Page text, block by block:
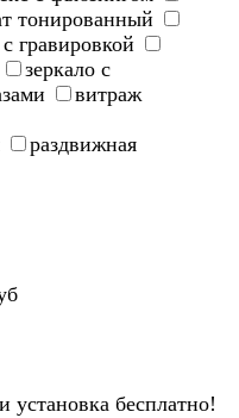
тонированный
гравировкой
зеркало с
витраж
раздвижная
установка бесплатно!